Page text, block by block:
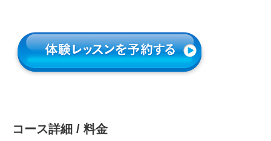
コース詳細 / 料金